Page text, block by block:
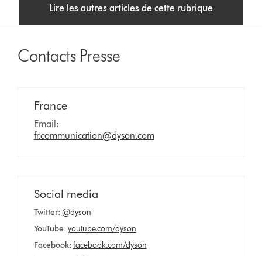
Lire les autres articles de cette rubrique
Contacts Presse
France
Email:
fr.communication@dyson.com
Social media
Twitter: @dyson
YouTube: youtube.com/dyson
Facebook: facebook.com/dyson